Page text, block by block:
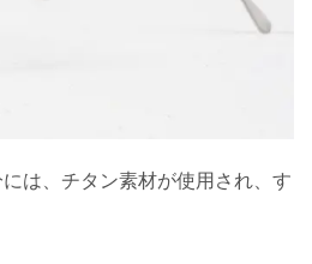
は、チタン素材が使用され、す